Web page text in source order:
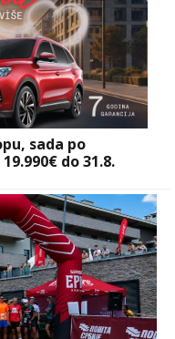
sada po
do 31.8.